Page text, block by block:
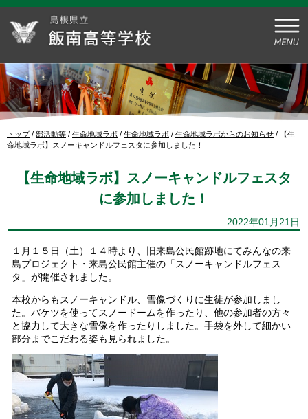
このページの本文へ
現
在
トップ/ 部活動等 / 生命地域ラボ / 生命地域ラボ / 生命地域ラボからのお知らせ /
【生
命地域ラボ】スノーキャンドルフェスタに参加しました！
【生命地域ラボ】スノーキャンドルフェスタ
に参加しました！
2022年01月21日
１月１５日（土）１４時より、旧来島公民館跡地にてみんなの来
島プロジェクト・来島公民館主催の「スノーキャンドルフェス
タ」が開催されました。
本校からもスノーキャンドル、雪像づくりに生徒が参加しまし
た。バケツを使ってスノードームを作ったり、他の参加者の方々
と協力して大きな雪像を作ったりしました。手袋を外して細かい
部分までこだわる姿も見られました。